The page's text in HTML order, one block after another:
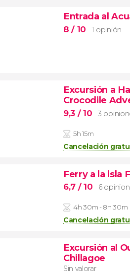
Entrada al
8/ 10 1 opinión
Excursión a
Crocodile
9,3 / 10 3
5h 15m
Cancelación
Ferry a la isla
6,7 / 10 6
4h 30m - 8h 30m
Cancelación
Excursión al
Chillagoe
Sin valorar